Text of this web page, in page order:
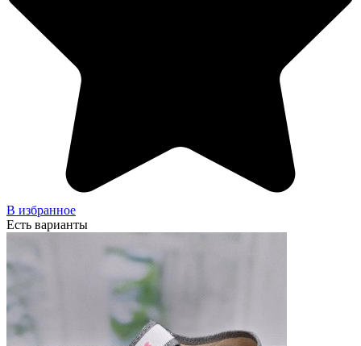
В избранное
Есть варианты